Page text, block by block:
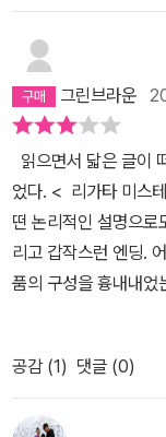
울프의 말을 보면 심
데 이 책이 무려 미국
도서라고 한다. 내용
의 사용이 매우 잘
않은 풍의 책을 읽은
늘어났으면 좋겠다.
서 붙여진 이름이 고
오래된 탑, 한적한 호
자아낸다. 그러고 보
설의 영향을 받은 작
>나 최근작 <더 터닝
듯하다. 소설의 등장
령이 전부임에도 소설
껴지는 모호한 공기는
이들 간의 신경전에
부탁받는 가정교사는
이십여 년이 지난 후
에게 전해지는 것으로
어버린 이야기이므로
그린브라운
읽으면서 닯은 글이
었다. < 리가타 미스
떤 논리적인 설명으
리고 갑작스런 엔딩.
품의 구성을 흉내내었
사되는 마일스와 가
하고 얼굴에는 미소가
도 없고 무엇을 말하
공감 (1) 댓글 (0)